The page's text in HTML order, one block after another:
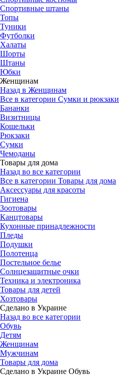
Спортивные штаны
Топы
Туники
Футболки
Халаты
Шорты
Штаны
Юбки
Женщинам
Назад в Женщинам
Все в категории Сумки и рюкзаки
Бананки
Визитницы
Кошельки
Рюкзаки
Сумки
Чемоданы
Товары для дома
Назад во все категории
Все в категории Товары для дома
Аксессуары для красоты
Гигиена
Зоотовары
Канцтовары
Кухонные принадлежности
Пледы
Подушки
Полотенца
Постельное белье
Солнцезащитные очки
Техника и электроника
Товары для детей
Хозтовары
Сделано в Украине
Назад во все категории
Обувь
Детям
Женщинам
Мужчинам
Товары для дома
Сделано в Украине Обувь